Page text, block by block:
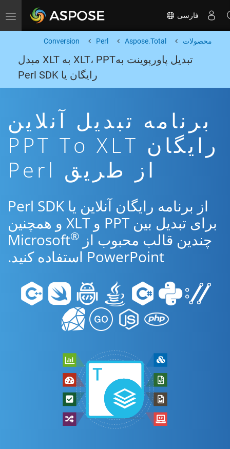
Toggle navigation فارسی
محصولات Aspose.Total
Perl
Conversion
تبدیل پاورپوینت بهXLT، PPT به XLT مبدل
رایگان یا Perl SDK
برنامه تبدیل آنلاین
رایگان PPT To XLT
از طریق Perl
از برنامه رایگان آنلاین یا Perl SDK
برای تبدیل بین PPT و XLT و همچنین
چندین قالب محبوب از Microsoft ®
PowerPoint استفاده کنید.